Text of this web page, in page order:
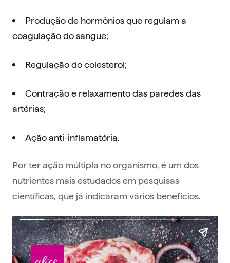
Produção de hormônios que regulam a
coagulação do sangue;
Regulação do colesterol;
Contração e relaxamento das paredes das
artérias;
Ação anti-inflamatória.
Por ter ação múltipla no organismo, é um dos
nutrientes mais estudados em pesquisas
científicas, que já indicaram vários benefícios.